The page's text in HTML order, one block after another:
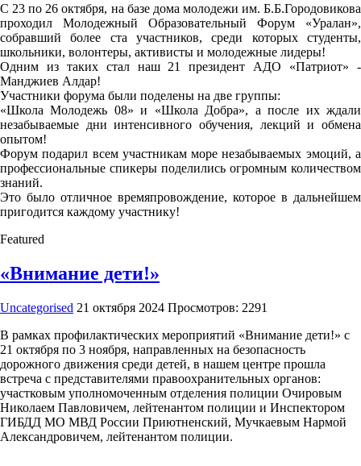
С 23 по 26 октября, на базе дома молодежи им. Б.Б.Городовикова
проходил Молодежный Образовательный Форум «Уралан»,
собравший более ста участников, среди которых студенты,
школьники, волонтеры, активисты и молодежные лидеры!
Одним из таких стал наш 21 президент АДО «Патриот» -
Манджиев Алдар!
Участники форума были поделены на две группы:
«Школа Молодежь 08» и «Школа Добра», а после их ждали
незабываемые дни интенсивного обучения, лекций и обмена
опытом!
Форум подарил всем участникам море незабываемых эмоций, а
профессиональные спикеры поделились огромным количеством
знаний.
Это было отличное времяпровождение, которое в дальнейшем
пригодится каждому участнику!
Featured
«Внимание дети!»
Uncategorised 21 октября 2024 Просмотров: 2291
В рамках профилактических мероприятий «Внимание дети!» с
21 октября по 3 ноября, направленных на безопасность
дорожного движения среди детей, в нашем центре прошла
встреча с представителями правоохранительных органов:
участковым уполномоченным отделения полиции Очировым
Николаем Павловичем, лейтенантом полиции и Инспектором
ГИБДД МО МВД России Приютненский, Мучкаевым Нармой
Александровичем, лейтенантом полиции.